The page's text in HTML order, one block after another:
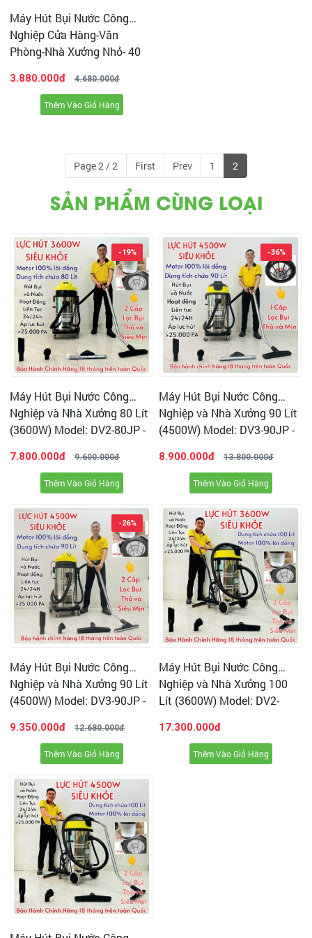
VIDEO SẢN PHẨM HÚT TRONG GIA ĐÌNH - VĂN
PHÒNG - NHÀ XƯỞNG:
VIDEO HÚT BỤI VÀ NƯỚC TRÊN THẢM BI-A,
PHÒNG GYM, YOGA
♦ Nền kinh tế đất nước ngày càng phát phiển thì nhu cầu
sử dụng các sản phẩm máy móc thiết bị công nghiệp hiện
Máy Hút Bụi Nước Công
Nghiệp Cửa Hàng-Văn
Phòng-Nhà Xưởng Nhỏ- 40
40JP - [1 Lõi Lọc] (Thùng
3.880.000đ 4.680.000đ
Thêm Vào Giỏ Hàng
Page 2 / 2 First Prev 1 2
SẢN PHẨM CÙNG LOẠI
Máy Hút Bụi Nước Công
Nghiệp và Nhà Xưởng 80 Lít
(3600W) Model: DV2-80JP -
7.800.000đ 9.600.000đ
-19%
Thêm Vào Giỏ Hàng
Máy Hút Bụi Nước Công
Nghiệp và Nhà Xưởng 90 Lít
(4500W) Model: DV3-90JP -
8.900.000đ 13.800.000đ
-36%
Thêm Vào Giỏ Hàng
Máy Hút Bụi Nước Công
Nghiệp và Nhà Xưởng 90 Lít
(4500W) Model: DV3-90JP -
9.350.000đ 12.680.000đ
-26%
Thêm Vào Giỏ Hàng
Máy Hút Bụi Nước Công
Nghiệp và Nhà Xưởng 100
Lít (3600W) Model: DV2-
17.300.000đ
Thêm Vào Giỏ Hàng